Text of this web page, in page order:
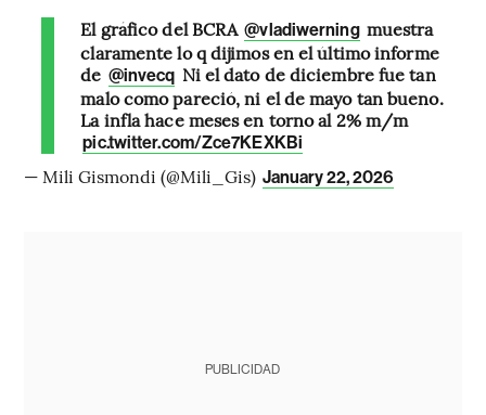
El gráfico del BCRA @vladiwerning muestra
claramente lo q dijimos en el último informe
de @invecq Ni el dato de diciembre fue tan
malo como pareció, ni el de mayo tan bueno.
La infla hace meses en torno al 2% m/m
pic.twitter.com/Zce7KEXKBi
— Mili Gismondi (@Mili_Gis) January 22, 2026
PUBLICIDAD